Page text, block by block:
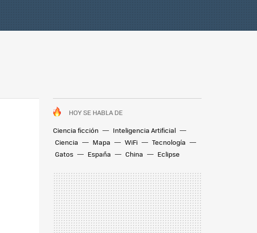
HOY SE HABLA DE
Ciencia ficción
Inteligencia Artificial
Ciencia
Mapa WiFi
Tecnología
Gatos
España China Eclipse